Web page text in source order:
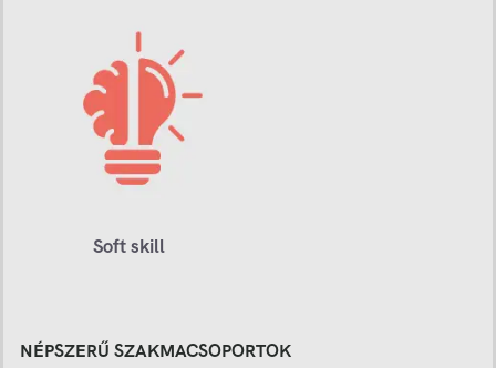
Soft skill
NÉPSZERŰ SZAKMACSOPORTOK